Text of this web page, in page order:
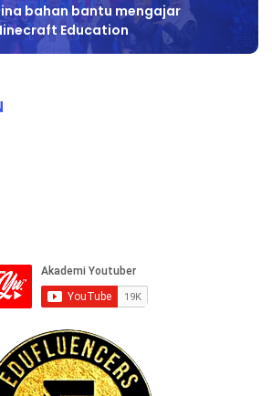
bahan bantu mengajar
Education